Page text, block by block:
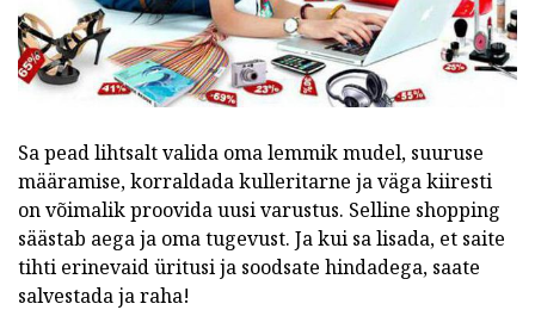
Sa pead lihtsalt valida oma lemmik mudel, suuruse
määramise, korraldada kulleritarne ja väga kiiresti
on võimalik proovida uusi varustus. Selline shopping
säästab aega ja oma tugevust. Ja kui sa lisada, et saite
tihti erinevaid üritusi ja soodsate hindadega, saate
salvestada ja raha!